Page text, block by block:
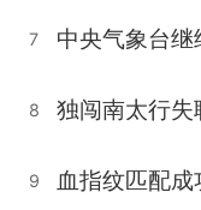
7 中央气象台
8 独闯南太行
9